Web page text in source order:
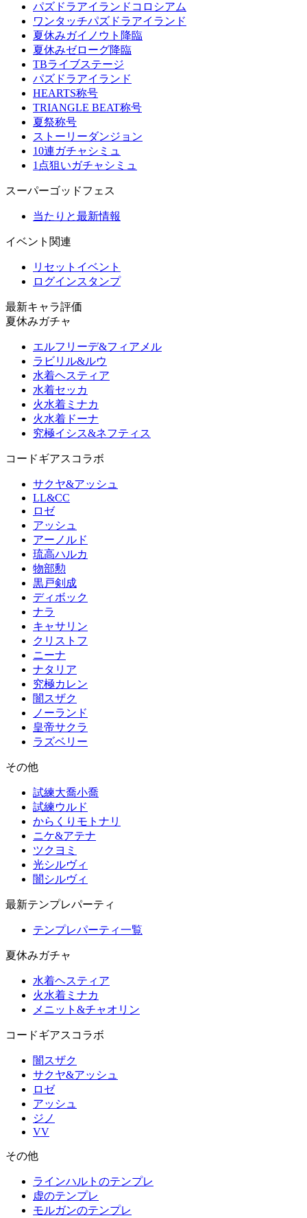
パズドラアイランドコロシアム
ワンタッチパズドラアイランド
夏休みガイノウト降臨
夏休みゼローグ降臨
TBライブステージ
パズドラアイランド
HEARTS称号
TRIANGLE BEAT称号
夏祭称号
ストーリーダンジョン
10連ガチャシミュ
1点狙いガチャシミュ
スーパーゴッドフェス
当たりと最新情報
イベント関連
リセットイベント
ログインスタンプ
最新キャラ評価
夏休みガチャ
エルフリーデ&フィアメル
ラビリル&ルウ
水着ヘスティア
水着セッカ
火水着ミナカ
火水着ドーナ
究極イシス&ネフティス
コードギアスコラボ
サクヤ&アッシュ
LL&CC
ロゼ
アッシュ
アーノルド
琉高ハルカ
物部勲
黒戸剣成
ディボック
ナラ
キャサリン
クリストフ
ニーナ
ナタリア
究極カレン
闇スザク
ノーランド
皇帝サクラ
ラズベリー
その他
試練大喬小喬
試練ウルド
からくりモトナリ
ニケ&アテナ
ツクヨミ
光シルヴィ
闇シルヴィ
最新テンプレパーティ
テンプレパーティ一覧
夏休みガチャ
水着ヘスティア
火水着ミナカ
メニット&チャオリン
コードギアスコラボ
闇スザク
サクヤ&アッシュ
ロゼ
アッシュ
ジノ
VV
その他
ラインハルトのテンプレ
虚のテンプレ
モルガンのテンプレ